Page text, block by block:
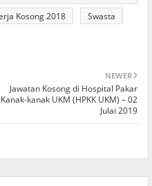
Kosong 2018 Swasta
NEWER
Jawatan Kosong di Hospital Pakar
Kanak-kanak UKM (HPKK UKM) – 02
Julai 2019